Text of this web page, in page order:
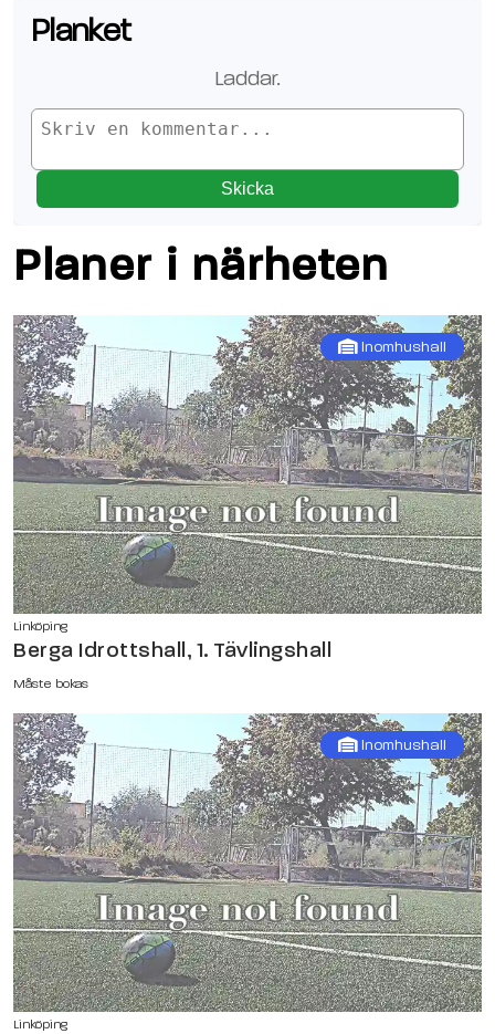
Planket
Laddar.
Skicka
Planer i närheten
Inomhushall
Linköping
Berga Idrottshall, 1. Tävlingshall
Måste bokas
Inomhushall
Linköping